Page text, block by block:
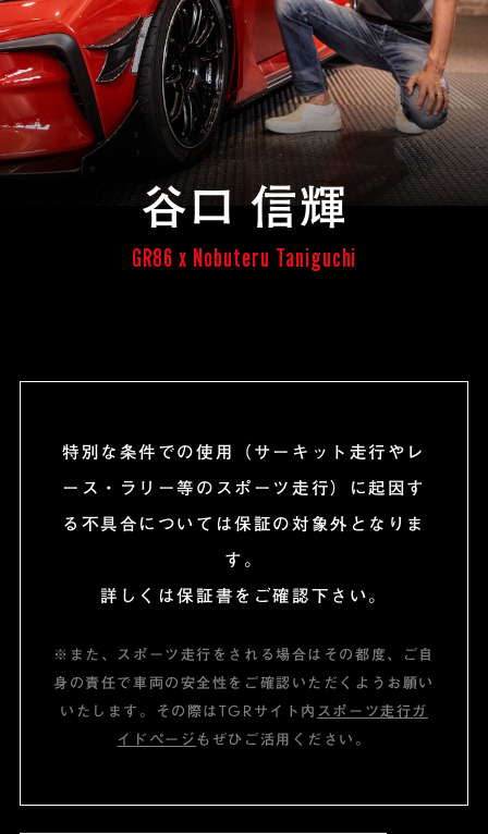
谷口 信輝
GR86 x Nobuteru Taniguchi
特別な条件での使用（サーキット走行やレ
ース・ラリー等のスポーツ走行）に起因す
る不具合については保証の対象外となりま
す。
詳しくは保証書をご確認下さい。
※また、スポーツ走行をされる場合はその都度、ご自
身の責任で車両の安全性をご確認いただくようお願い
いたします。
その際はTGRサイト内 スポーツ走行ガ
イドページもぜひご活用ください。